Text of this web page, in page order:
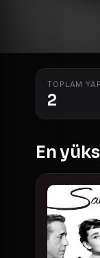
TOPLAM
2
En